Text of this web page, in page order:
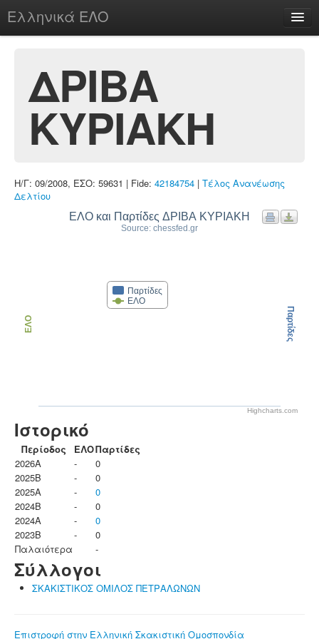
Ελληνικά ΕΛΟ
chesstu.be @ discord
Login
ΔΡΙΒΑ
ΚΥΡΙΑΚΗ
Η/Γ: 09/2008, ΕΣΟ: 59631 | Fide: 42184754 | Τέλος Ανανέωσης
Δελτίου
ΕΛΟ και Παρτίδες ΔΡΙΒΑ ΚΥΡΙΑΚΗ
Source: chessfed.gr
Παρτίδες
ΕΛΟ
ΕΛΟ Παρτίδες
Highcharts.com
Ιστορικό
Περίοδος ΕΛΟΠαρτίδες
2026A
-
0
2025B
-
0
2025A
-
0
2024B
-
0
2024A
-
0
2023B
-
0
Παλαιότερα
-
Σύλλογοι
ΣΚΑΚΙΣΤΙΚΟΣ ΟΜΙΛΟΣ ΠΕΤΡΑΛΩΝΩΝ
Επιστροφή στην Ελληνική Σκακιστική Ομοσπονδία